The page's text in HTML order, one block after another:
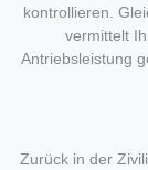
kontrollieren.
vermittelt
Antriebsleistung
Zurück in der